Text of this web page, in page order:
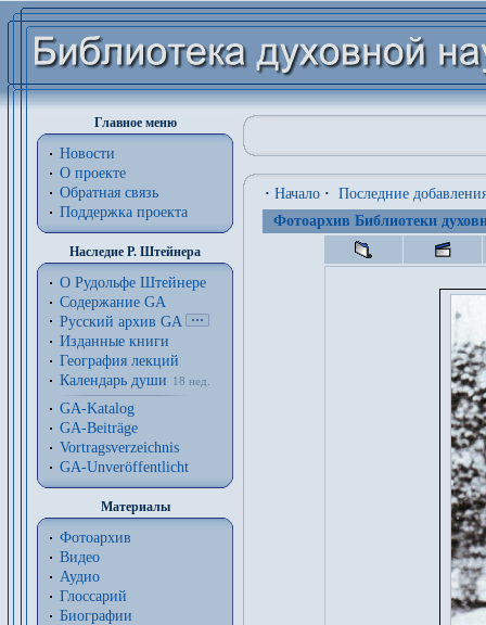
Главное меню
Новости
О проекте
Обратная связь
Поддержка проекта
Наследие Р. Штейнера
О Рудольфе Штейнере
Содержание GA
Русский архив GA
Изданные книги
География лекций
Календарь души
18 нед.
GA-Katalog
GA-Beiträge
Vortragsverzeichnis
GA-Unveröffentlicht
Материалы
Фотоархив
Видео
Аудио
Глоссарий
Биографии
· Начало · Последние
Фотоархив Библиотеки